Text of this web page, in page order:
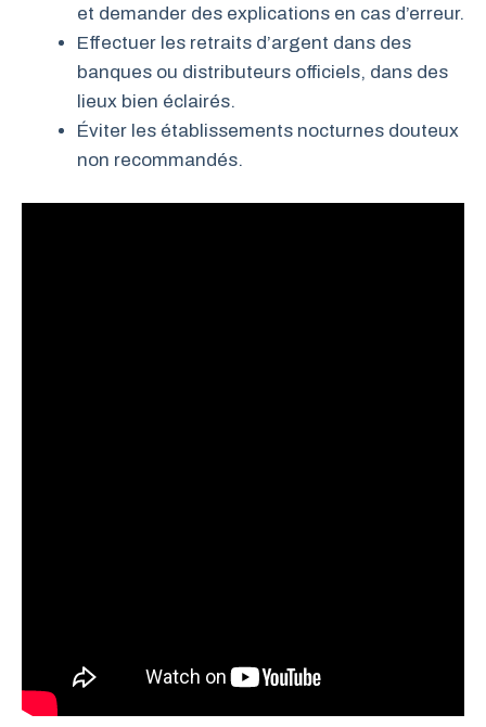
et demander des explications en cas d’erreur.
Effectuer les retraits d’argent dans des
banques ou distributeurs officiels, dans des
lieux bien éclairés.
Éviter les établissements nocturnes douteux
non recommandés.